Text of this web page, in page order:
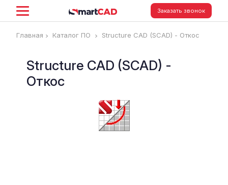
Заказать звонок
Главная Каталог ПО Structure CAD (SCAD) - Откос
Structure CAD (SCAD) -
Откос